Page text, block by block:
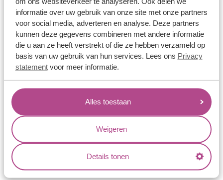
informatie over uw gebruik van onze site met onze partners
voor social media, adverteren en analyse. Deze partners
kunnen deze gegevens combineren met andere informatie
die u aan ze heeft verstrekt of die ze hebben verzameld op
basis van uw gebruik van hun services. Lees ons Privacy
statementvoor meer informatie.
Alles toestaan
Weigeren
Details tonen
Over ons
Aller Spanninga
Historie
Certificaten
Jouw voordelen
Conflictvrije Materialen
Oneindig veel mogelijkheden
Kwaliteit
Juweliers & Contact